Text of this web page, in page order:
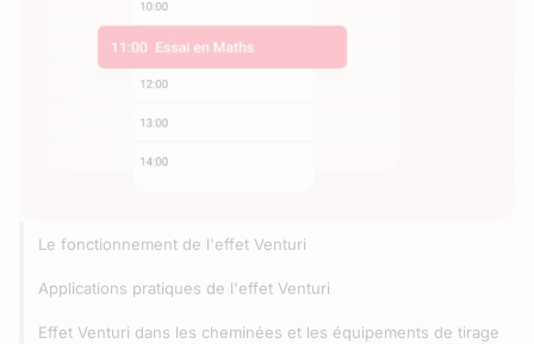
Le fonctionnement de l'effet Venturi
Applications pratiques de l'effet Venturi
Effet Venturi dans les cheminées et les équipements de tirage